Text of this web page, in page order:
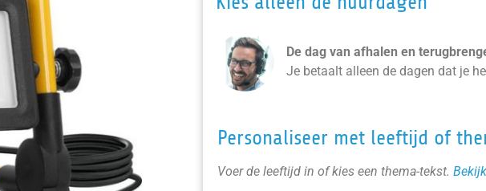
De dag van afhalen en
Je betaalt alleen de dagen dat je
Personaliseer met leeftijd of
Voer de leeftijd in of kies een thema-tekst.